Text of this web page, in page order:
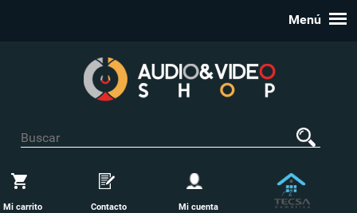
Menú
Mi carrito Contacto Mi cuenta